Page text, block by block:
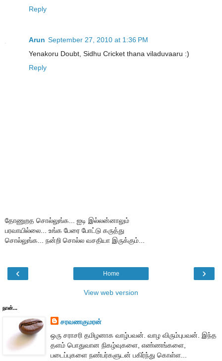
Reply
Arun September 27, 2010 at 1:36 PM
Yenakoru Doubt, Sidhu Cricket thana viladuvaaru :)
Reply
தோணுறத சொல்லுங்க... ஐடி இல்லன்னாலும்
பரவாயில்லை... உங்க பேரை போட்டு கருத்து
சொல்லுங்க... நன்றி சொல்ல வசதியா இருக்கும்...
‹ ›
Home
View web version
நான்...
சரவணகுமரன்
ஒரு சராசரி தமிழனாக வாழ்பவன். வாழ விரும்புபவன். இந்த
தளம் பொதுவான நிகழ்வுகளை, எண்ணங்களை,
படைப்புகளை நண்பர்களுடன் பகிர்ந்து கொள்ள...